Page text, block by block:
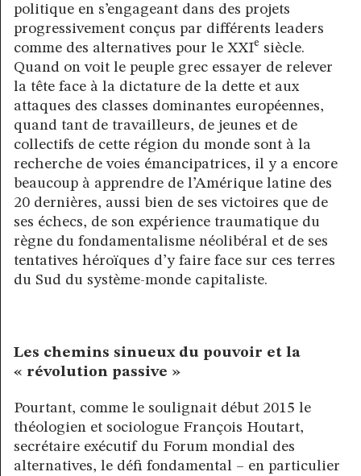
politique en s’engageant dans des projets
progressivement conçus par différents leaders
comme des alternatives pour le XXIe siècle.
Quand on voit le peuple grec essayer de relever
la tête face à la dictature de la dette et aux
attaques des classes dominantes européennes,
quand tant de travailleurs, de jeunes et de
collectifs de cette région du monde sont à la
recherche de voies émancipatrices, il y a encore
beaucoup à apprendre de l’Amérique latine des
20 dernières, aussi bien de ses victoires que de
ses échecs, de son expérience traumatique du
règne du fondamentalisme néolibéral et de ses
tentatives héroïques d’y faire face sur ces terres
du Sud du système-monde capitaliste.
Les chemins sinueux du pouvoir et la
« révolution passive »
Pourtant, comme le soulignait début 2015 le
théologien et sociologue François Houtart,
secrétaire exécutif du Forum mondial des
alternatives, le défi fondamental – en particulier